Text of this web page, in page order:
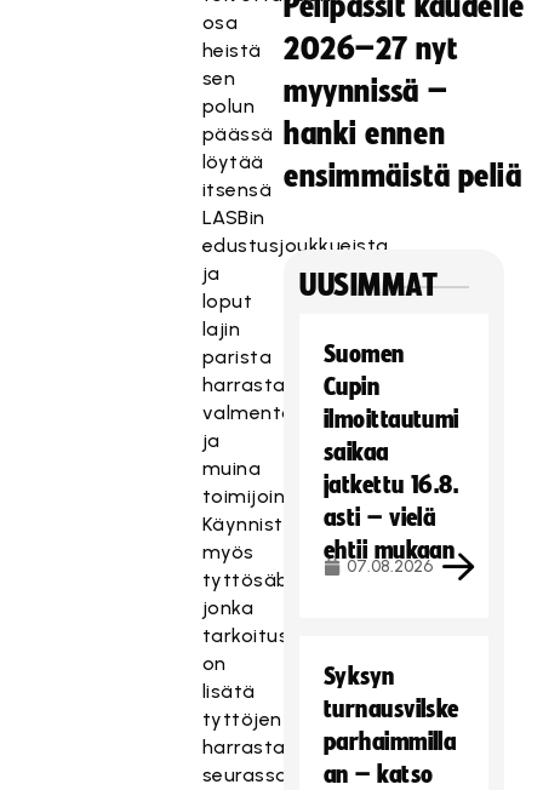
osa
heistä
sen
polun
päässä
löytää
itsensä
LASBin
edustusjoukkueista
ja
loput
lajin
parista
harrastajina,
valmentajina
ja
muina
toimijoina.
Käynnistämme
myös
tyttösäbäprojektin,
jonka
tarkoitus
on
lisätä
tyttöjen
harrastajamäärää
seurassa.
Pelipassit kaudelle
2026–27 nyt
myynnissä –
hanki ennen
ensimmäistä peliä
UUSIMMAT
Suomen
Cupin
ilmoittautumi
saikaa
jatkettu 16.8.
asti – vielä
ehtii mukaan
07.08.2026
Syksyn
turnausvilske
parhaimmilla
an – katso